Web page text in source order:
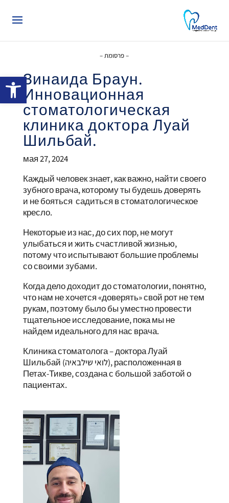
פתח
– פרסומת –
Зинаида Браун.
Инновационная
стоматологическая
клиника доктора Луай
Шильбай.
мая 27, 2024
Каждый человек знает, как важно, найти своего
зубного врача, которому ты будешь доверять
и не бояться садиться в стоматологическое
кресло.
Некоторые из нас, до сих пор, не могут
улыбаться и жить счастливой жизнью,
потому что испытывают большие проблемы
со своими зубами.
Когда дело доходит до стоматологии, понятно,
что нам не хочется «доверять» свой рот не тем
рукам, поэтому было бы уместно провести
тщательное исследование, пока мы не
найдем идеального для нас врача.
Клиника стоматолога – доктора Луай
Шильбай (לואי שילבאיה), расположенная в
Петах-Тикве, создана с большой заботой о
пациентах.